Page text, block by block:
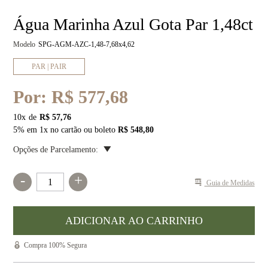
Água Marinha Azul Gota Par 1,48ct
Modelo SPG-AGM-AZC-1,48-7,68x4,62
PAR | PAIR
Por:R$ 577,68
10x
R$ 57,76
5% em 1x no cartão ou boletoR$ 548,80
Opções de Parcelamento:
- + Guia de Medidas
Compra 100% Segura